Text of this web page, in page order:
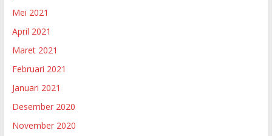
Mei 2021
April 2021
Maret 2021
Februari 2021
Januari 2021
Desember 2020
November 2020